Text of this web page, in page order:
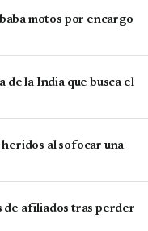
motos por encargo
de la India que busca el
al sofocar una
de afiliados tras perder